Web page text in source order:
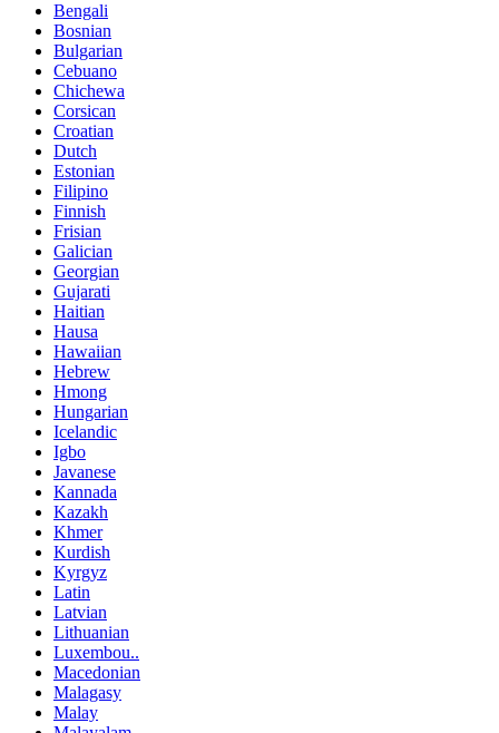
Bengali
Bosnian
Bulgarian
Cebuano
Chichewa
Corsican
Croatian
Dutch
Estonian
Filipino
Finnish
Frisian
Galician
Georgian
Gujarati
Haitian
Hausa
Hawaiian
Hebrew
Hmong
Hungarian
Icelandic
Igbo
Javanese
Kannada
Kazakh
Khmer
Kurdish
Kyrgyz
Latin
Latvian
Lithuanian
Luxembou..
Macedonian
Malagasy
Malay